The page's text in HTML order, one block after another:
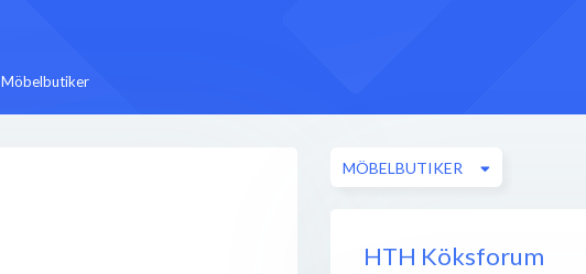
Möbelbutiker
MÖBELBUTIKER
HTH Köksforum